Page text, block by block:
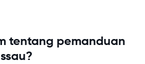
tentang pemanduan